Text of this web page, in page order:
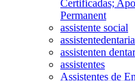
Certificadas;
Permanent
assistente social
assistentedentaria
assistenten
assistentes
Assistentes de